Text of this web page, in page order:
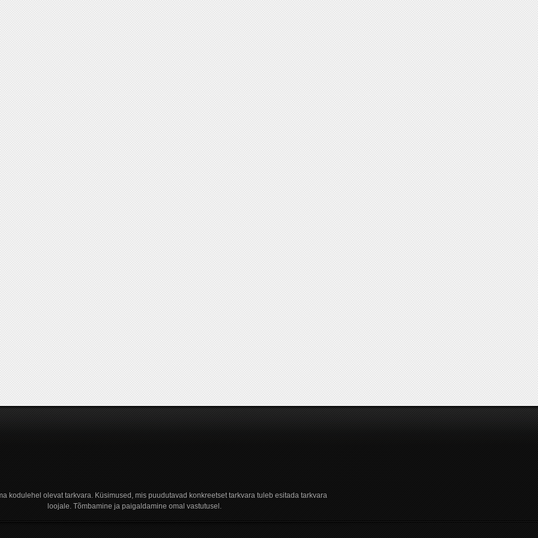
kodulehel olevat tarkvara. Küsimused, mis puudutavad konkreetset tarkvara tuleb esitada tarkvara
loojale. Tõmbamine ja paigaldamine omal vastutusel.